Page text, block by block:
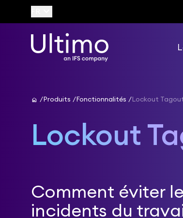
home Produits Fonctionnalités Lockout
Lockout
Comment éviter
incidents du